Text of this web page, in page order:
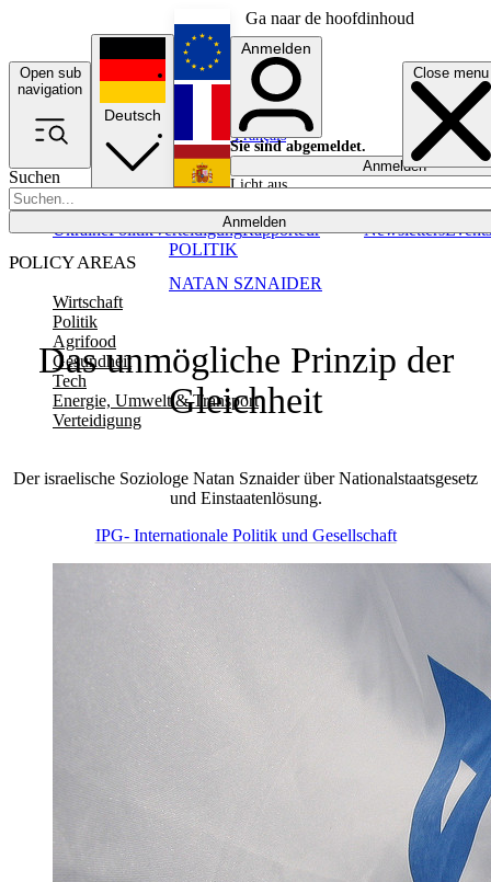
Ga naar de hoofdinhoud
Open sub
navigation
Close menu
Suchen
Anmelden
POLICY AREAS
Wirtschaft
Politik
Agrifood
Gesundheit
Tech
Energie, Umwelt & Transport
Verteidigung
UkrainePolitikVerteidigungRapporteur NewslettersEvents
Deutsch
English
Français
Anmelden
Sie sind abgemeldet.
Anmelden
Licht aus
Das unmögliche Prinzip der
Gleichheit
Der israelische Soziologe Natan Sznaider über Nationalstaatsgesetz
und Einstaatenlösung.
NATAN SZNAIDER
POLITIK
IPG- Internationale Politik und Gesellschaft